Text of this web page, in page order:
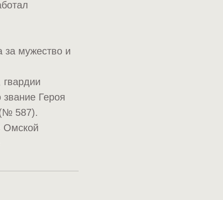
за мужество и
гвардии
Героя
587).
Омской